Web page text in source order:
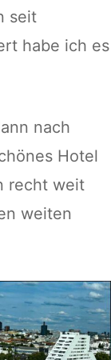
seit
habe ich es
nach
Hotel
recht weit
weiten